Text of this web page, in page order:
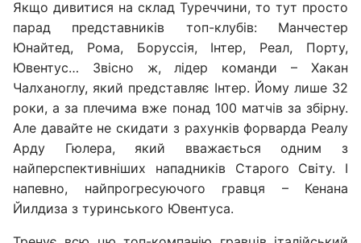
Якщо дивитися на склад Туреччини, то тут просто
парад представників топ-клубів: Манчестер
Юнайтед, Рома, Боруссія, Інтер, Реал, Порту,
Ювентус… Звісно ж, лідер команди – Хакан
Чалханоглу, який представляє Інтер. Йому лише 32
роки, а за плечима вже понад 100 матчів за збірну.
Але давайте не скидати з рахунків форварда Реалу
Арду Гюлера, який вважається одним з
найперспективніших нападників Старого Світу. І
напевно, найпрогресуючого гравця – Кенана
Йилдиза з туринського Ювентуса.